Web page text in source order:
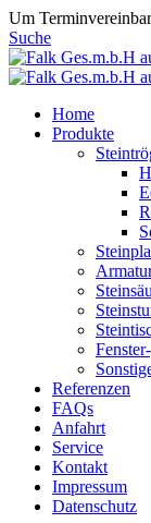
Um
Suche
Home
Produkte
Referenzen
FAQs
Anfahrt
Service
Kontakt
Impressum
Datenschutz